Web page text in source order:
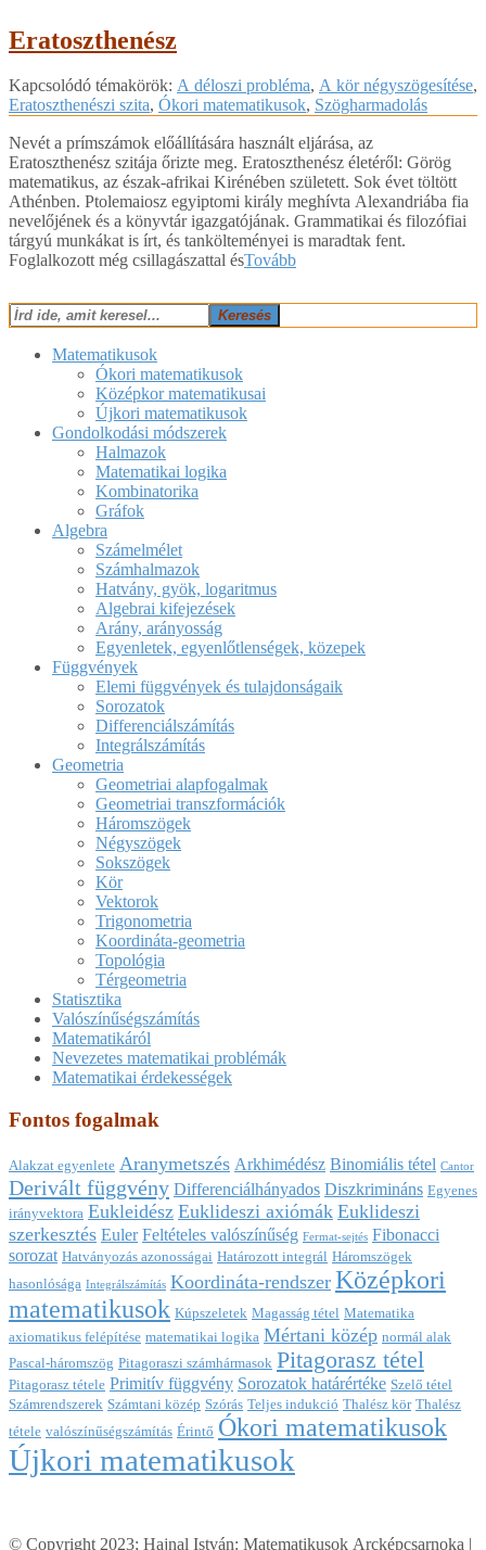
Eratoszthenész
2018-
02-
Kapcsolódó témakörök: A déloszi probléma, A kör négyszögesítése,
Eratoszthenészi szita, Ókori matematikusok, Szögharmadolás
Nevét a prímszámok előállítására használt eljárása, az
Eratoszthenész szitája őrizte meg. Eratoszthenész életéről: Görög
matematikus, az észak-afrikai Kirénében született. Sok évet töltött
Athénben. Ptolemaiosz egyiptomi király meghívta Alexandriába fia
nevelőjének és a könyvtár igazgatójának. Grammatikai és filozófiai
tárgyú munkákat is írt, és tankölteményei is maradtak fent.
Foglalkozott még csillagászattal ésTovább
Keresés
Matematikusok
Ókori matematikusok
Középkor matematikusai
Újkori matematikusok
Gondolkodási módszerek
Halmazok
Matematikai logika
Kombinatorika
Gráfok
Algebra
Számelmélet
Számhalmazok
Hatvány, gyök, logaritmus
Algebrai kifejezések
Arány, arányosság
Egyenletek, egyenlőtlenségek, közepek
Függvények
Elemi függvények és tulajdonságaik
Sorozatok
Differenciálszámítás
Integrálszámítás
Geometria
Geometriai alapfogalmak
Geometriai transzformációk
Háromszögek
Négyszögek
Sokszögek
Kör
Vektorok
Trigonometria
Koordináta-geometria
Topológia
Térgeometria
Statisztika
Valószínűségszámítás
Matematikáról
Nevezetes matematikai problémák
Matematikai érdekességek
Fontos fogalmak
Alakzat egyenlete Aranymetszés Arkhimédész Binomiális tétel Cantor
Derivált függvény Differenciálhányados Diszkrimináns Egyenes
irányvektora Eukleidész Euklideszi axiómák Euklideszi
szerkesztés Euler Feltételes valószínűség Fermat-sejtés Fibonacci
sorozat Hatványozás azonosságai Határozott integrál Háromszögek
hasonlósága Integrálszámítás Koordináta-rendszer Középkori
matematikusok Kúpszeletek Magasság tétel Matematika
axiomatikus felépítése matematikai logika Mértani közép normál alak
Pascal-háromszög Pitagoraszi számhármasok Pitagorasz tétel
Pitagorasz tétele Primitív függvény Sorozatok határértéke Szelő tétel
Számrendszerek Számtani közép Szórás Teljes indukció Thalész kör Thalész
tétele valószínűségszámítás Érintő Ókori matematikusok
Újkori matematikusok
© Copyright 2023; Hajnal István: Matematikusok Arcképcsarnoka |